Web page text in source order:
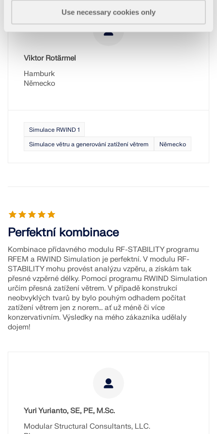
Use necessary cookies only
Viktor Rotärmel
Hamburk
Německo
Simulace RWIND 1
Simulace větru a generování zatížení větrem
Německo
Perfektní kombinace
Kombinace přídavného modulu RF-STABILITY programu
RFEM a RWIND Simulation je perfektní. V modulu RF-
STABILITY mohu provést analýzu vzpěru, a získám tak
přesné vzpěrné délky. Pomocí programu RWIND Simulation
určím přesná zatížení větrem. V případě konstrukcí
neobvyklých tvarů by bylo pouhým odhadem počítat
zatížení větrem jen z norem… ať už méně či více
konzervativním. Výsledky na mého zákazníka udělaly
dojem!
Yuri Yurianto, SE, PE, M.Sc.
Modular Structural Consultants, LLC.